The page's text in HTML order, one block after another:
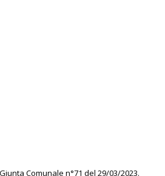
Comunale n°71 del 29/03/2023.